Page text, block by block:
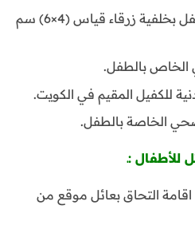
تقديم صور شخصية للطفل بخلفية زرقاء قياس (4×6) سم
الخاص بالطفل.
للكفيل المقيم في الكويت.
الخاصة بالطفل.
التحاق بعائل موقع من